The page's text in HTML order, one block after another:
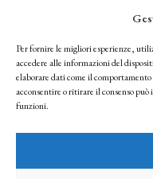
Per fornire le migliori esperienze,
accedere alle informazioni del
elaborare dati come il
acconsentire o ritirare il consenso
funzioni.
Facendo clic per iscriverti,
seguendo la nostra Privacy Policy
© 2025 Istituto Matteucci. All right
l’autorizzazione scritta dei